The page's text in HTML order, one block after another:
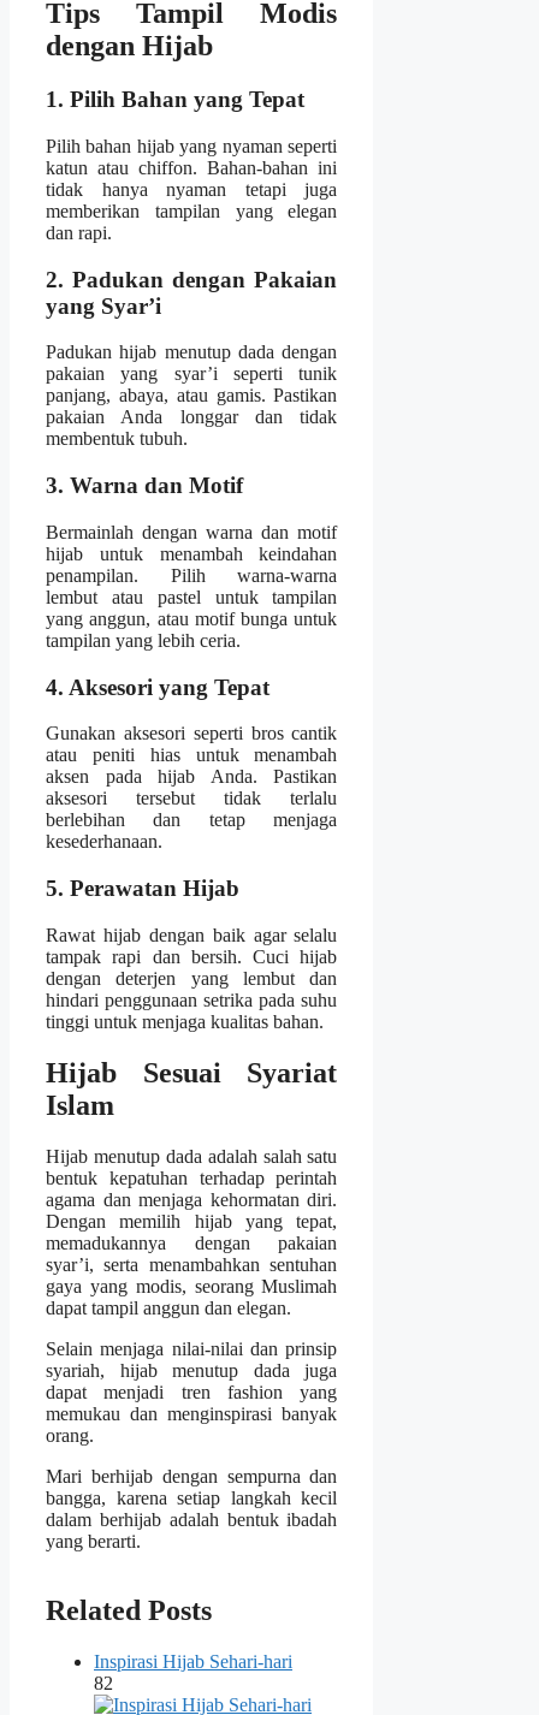
Tips Tampil Modis
dengan Hijab
1. Pilih Bahan yang Tepat
Pilih bahan hijab yang nyaman seperti
katun atau chiffon. Bahan-bahan ini
tidak hanya nyaman tetapi juga
memberikan tampilan yang elegan
dan rapi.
2. Padukan dengan Pakaian
yang Syar’i
Padukan hijab menutup dada dengan
pakaian yang syar’i seperti tunik
panjang, abaya, atau gamis. Pastikan
pakaian Anda longgar dan tidak
membentuk tubuh.
3. Warna dan Motif
Bermainlah dengan warna dan motif
hijab untuk menambah keindahan
penampilan. Pilih warna-warna
lembut atau pastel untuk tampilan
yang anggun, atau motif bunga untuk
tampilan yang lebih ceria.
4. Aksesori yang Tepat
Gunakan aksesori seperti bros cantik
atau peniti hias untuk menambah
aksen pada hijab Anda. Pastikan
aksesori tersebut tidak terlalu
berlebihan dan tetap menjaga
kesederhanaan.
5. Perawatan Hijab
Rawat hijab dengan baik agar selalu
tampak rapi dan bersih. Cuci hijab
dengan deterjen yang lembut dan
hindari penggunaan setrika pada suhu
tinggi untuk menjaga kualitas bahan.
Hijab Sesuai Syariat
Islam
Hijab menutup dada adalah salah satu
bentuk kepatuhan terhadap perintah
agama dan menjaga kehormatan diri.
Dengan memilih hijab yang tepat,
memadukannya dengan pakaian
syar’i, serta menambahkan sentuhan
gaya yang modis, seorang Muslimah
dapat tampil anggun dan elegan.
Selain menjaga nilai-nilai dan prinsip
syariah, hijab menutup dada juga
dapat menjadi tren fashion yang
memukau dan menginspirasi banyak
orang.
Mari berhijab dengan sempurna dan
bangga, karena setiap langkah kecil
dalam berhijab adalah bentuk ibadah
yang berarti.
Related Posts
Inspirasi Hijab Sehari-hari
82